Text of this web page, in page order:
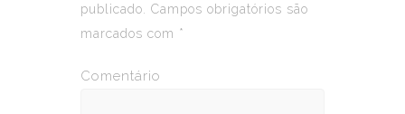
publicado.
Campos obrigatórios são
marcados com *
Comentário